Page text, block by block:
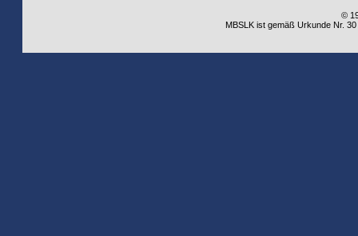
©
MBSLK ist gemäß Urkunde Nr.